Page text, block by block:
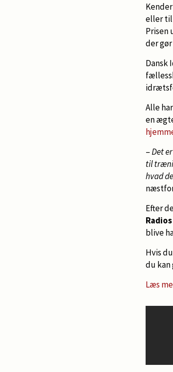
eller til
Prisen
der
Dansk
Alle
en
–Det
til
hvad
Efter
Radios
blive
Hvis
du
Læs